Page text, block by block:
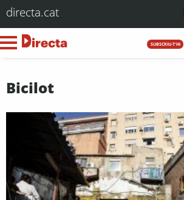
directa.cat
SUBSCRIU-T'HI
Bicilot